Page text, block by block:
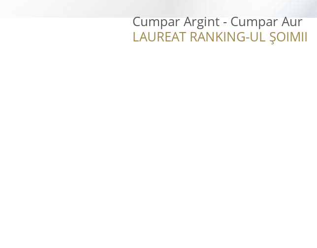
Cumpar Argint - Cumpar Aur
LAUREAT RANKING-UL ȘOIMII